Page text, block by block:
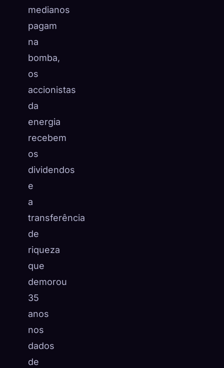
medianos
pagam
na
bomba,
os
accionistas
da
energia
recebem
os
dividendos
e
a
transferência
de
riqueza
que
demorou
35
anos
nos
dados
de